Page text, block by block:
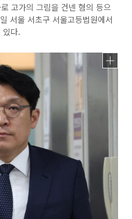
고가의 그림을 건넨 혐의 등으
서울 서초구 서울고등법원에서
있다.